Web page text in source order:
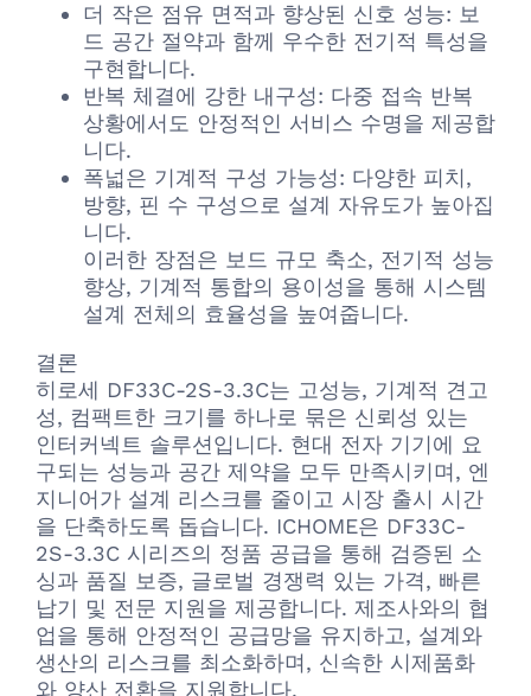
더 작은 점유 면적과 향상된 신호 성능: 보
드 공간 절약과 함께 우수한 전기적 특성을
구현합니다.
반복 체결에 강한 내구성: 다중 접속 반복
상황에서도 안정적인 서비스 수명을 제공합
니다.
폭넓은 기계적 구성 가능성: 다양한 피치,
방향, 핀 수 구성으로 설계 자유도가 높아집
니다.
이러한 장점은 보드 규모 축소, 전기적 성능
향상, 기계적 통합의 용이성을 통해 시스템
설계 전체의 효율성을 높여줍니다.
결론
히로세 DF33C-2S-3.3C는 고성능, 기계적 견고
성, 컴팩트한 크기를 하나로 묶은 신뢰성 있는
인터커넥트 솔루션입니다. 현대 전자 기기에 요
구되는 성능과 공간 제약을 모두 만족시키며, 엔
지니어가 설계 리스크를 줄이고 시장 출시 시간
을 단축하도록 돕습니다. ICHOME은 DF33C-
2S-3.3C 시리즈의 정품 공급을 통해 검증된 소
싱과 품질 보증, 글로벌 경쟁력 있는 가격, 빠른
납기 및 전문 지원을 제공합니다. 제조사와의 협
업을 통해 안정적인 공급망을 유지하고, 설계와
생산의 리스크를 최소화하며, 신속한 시제품화
와 양산 전환을 지원합니다.